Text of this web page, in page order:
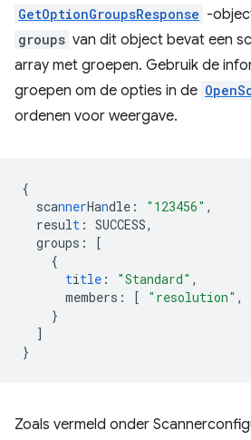
GetOptionGroupsResponse -
groups van dit object bevat een
array met groepen. Gebruik de
groepen om de opties in de
ordenen voor weergave.
{
scannerHandle : "123456" ,
result : SUCCESS,
groups :
[
{
title : "Standard" ,
members : [ "resolution" ,
}
]
}
Zoals vermeld onder